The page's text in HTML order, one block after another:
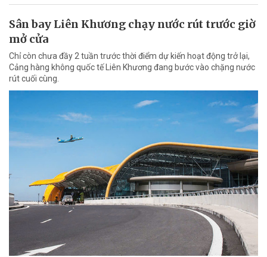
Sân bay Liên Khương chạy nước rút trước giờ
mở cửa
Chỉ còn chưa đầy 2 tuần trước thời điểm dự kiến hoạt động trở lại,
Cảng hàng không quốc tế Liên Khương đang bước vào chặng nước
rút cuối cùng.